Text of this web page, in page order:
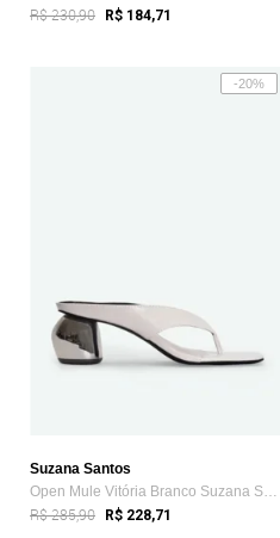
R$ 230,90 R$ 184,71
-20%
Suzana Santos
Open Mule Vitória Branco Suzana Santos
R$ 285,90 R$ 228,71